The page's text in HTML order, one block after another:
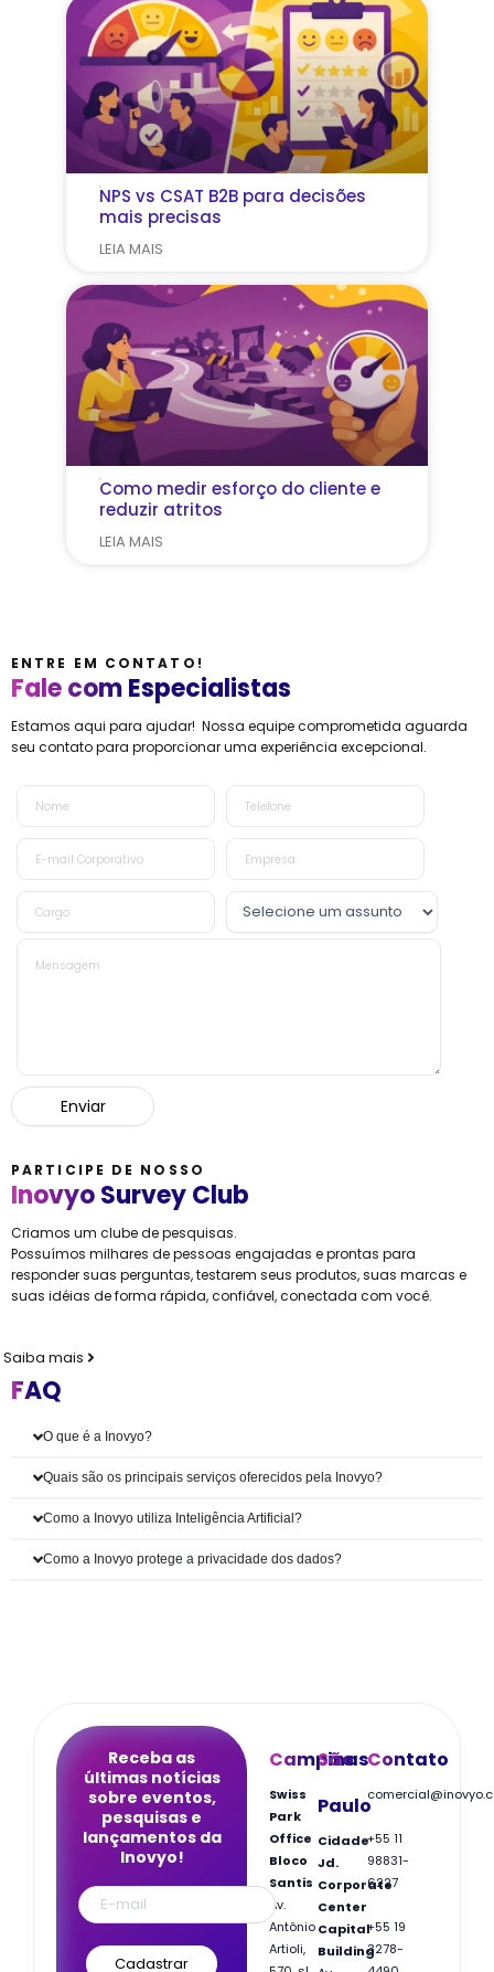
NPS vs CSAT B2B para decisões
mais precisas
LEIA MAIS
Como medir esforço do cliente e
reduzir atritos
LEIA MAIS
ENTRE EM CONTATO!
Fale com Especialistas
Estamos aqui para ajudar! Nossa equipe comprometida aguarda
seu contato para proporcionar uma experiência excepcional.
PARTICIPE DE NOSSO
Inovyo Survey Club
Criamos um clube de pesquisas.
Possuímos milhares de pessoas engajadas e prontas para
responder suas perguntas, testarem seus produtos, suas marcas e
suas idéias de forma rápida, confiável, conectada com você.
Saiba mais
FAQ
O que é a Inovyo?
Quais são os principais serviços oferecidos pela Inovyo?
Como a Inovyo utiliza Inteligência Artificial?
Como a Inovyo protege a privacidade dos dados?
Campinas
Swiss
Park
Office
Bloco
Santis
Av.
Antônio
Artioli,
São
Paulo
Cidade
Jd.
Corporate
Center
Capital
Building
Contato
+55 11
98831-
6227
+55 19
3278-
Receba as
últimas notícias
sobre eventos,
pesquisas e
lançamentos da
Inovyo!